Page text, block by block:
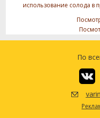
использование солода в
По